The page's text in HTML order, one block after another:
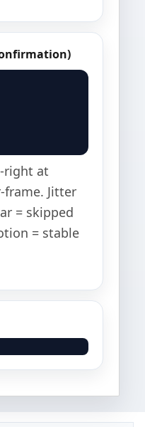
right at
Jitter
= skipped
= stable